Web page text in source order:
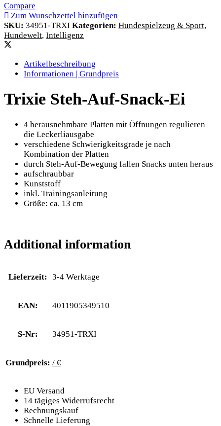
Compare
Zum Wunschzettel hinzufügen
SKU: 34951-TRXI Kategorien: Hundespielzeug & Sport,
Hundewelt, Intelligenz
Artikelbeschreibung
Informationen | Grundpreis
Trixie Steh-Auf-Snack-Ei
4 herausnehmbare Platten mit Öffnungen regulieren
die Leckerliausgabe
verschiedene Schwierigkeitsgrade je nach
Kombination der Platten
durch Steh-Auf-Bewegung fallen Snacks unten heraus
aufschraubbar
Kunststoff
inkl. Trainingsanleitung
Größe: ca. 13 cm
Additional information
Lieferzeit: 3-4 Werktage
EAN: 4011905349510
S-Nr: 34951-TRXI
Grundpreis: / €
EU Versand
14 tägiges Widerrufsrecht
Rechnungskauf
Schnelle Lieferung